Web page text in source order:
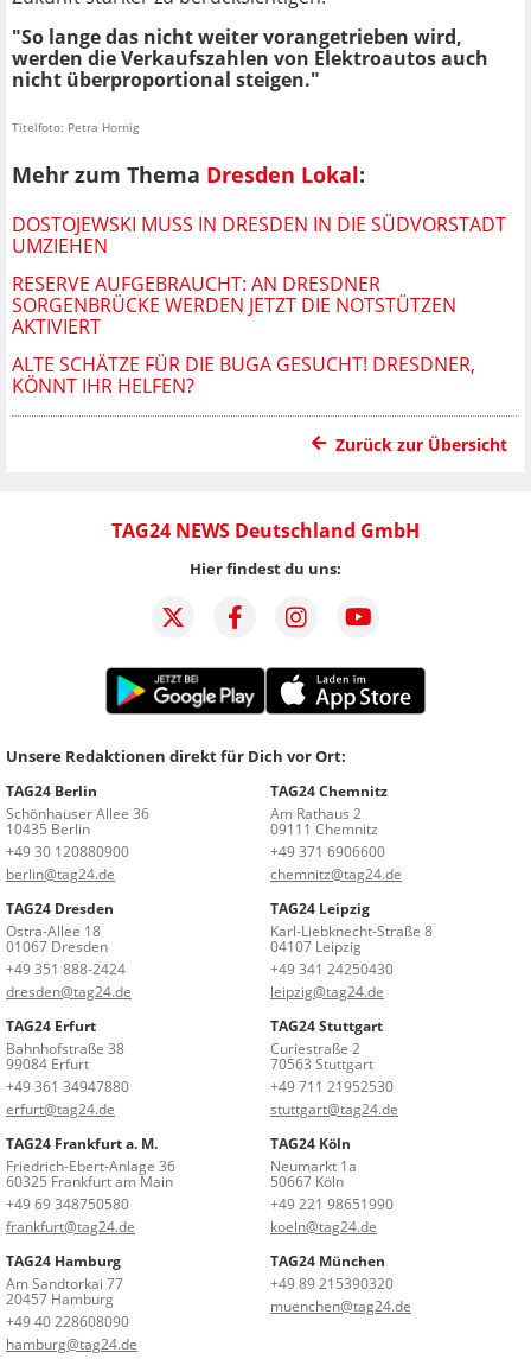
"So lange das nicht weiter vorangetrieben wird,
werden die Verkaufszahlen von Elektroautos auch
nicht überproportional steigen."
Titelfoto: Petra Hornig
Mehr zum Thema Dresden Lokal:
DOSTOJEWSKI MUSS IN DRESDEN IN DIE SÜDVORSTADT
UMZIEHEN
RESERVE AUFGEBRAUCHT: AN DRESDNER
SORGENBRÜCKE WERDEN JETZT DIE NOTSTÜTZEN
AKTIVIERT
ALTE SCHÄTZE FÜR DIE BUGA GESUCHT! DRESDNER,
KÖNNT IHR HELFEN?
Zurück zur Übersicht
TAG24 NEWS Deutschland GmbH
Hier findest du uns:
Unsere Redaktionen direkt für Dich vor Ort:
TAG24 Berlin
Schönhauser Allee 36
10435 Berlin
+49 30 120880900
berlin@tag24.de
TAG24 Chemnitz
Am Rathaus 2
09111 Chemnitz
+49 371 6906600
chemnitz@tag24.de
TAG24 Dresden
Ostra-Allee 18
01067 Dresden
+49 351 888-2424
dresden@tag24.de
TAG24 Leipzig
Karl-Liebknecht-Straße 8
04107 Leipzig
+49 341 24250430
leipzig@tag24.de
TAG24 Erfurt
Bahnhofstraße 38
99084 Erfurt
+49 361 34947880
erfurt@tag24.de
TAG24 Stuttgart
Curiestraße 2
70563 Stuttgart
+49 711 21952530
stuttgart@tag24.de
TAG24 Frankfurt a. M.
Friedrich-Ebert-Anlage 36
60325 Frankfurt am Main
+49 69 348750580
frankfurt@tag24.de
TAG24 Köln
Neumarkt 1a
50667 Köln
+49 221 98651990
koeln@tag24.de
TAG24 Hamburg
Am Sandtorkai 77
20457 Hamburg
+49 40 228608090
hamburg@tag24.de
TAG24 München
+49 89 215390320
muenchen@tag24.de